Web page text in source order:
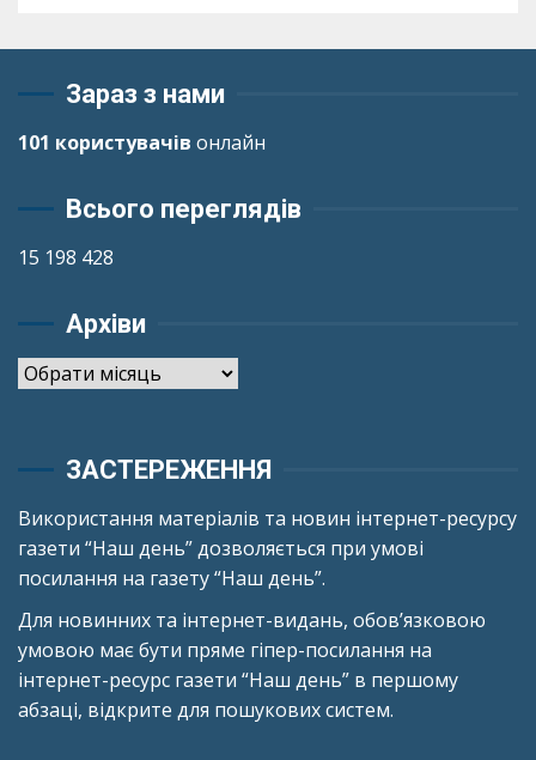
Зараз з нами
101 користувачів онлайн
Всього переглядів
15 198 428
Архіви
Архіви
ЗАСТЕРЕЖЕННЯ
Використання матеріалів та новин інтернет-ресурсу
газети “Наш день” дозволяється при умові
посилання на газету “Наш день”.
Для новинних та інтернет-видань, обов’язковою
умовою має бути пряме гіпер-посилання на
інтернет-ресурс газети “Наш день” в першому
абзаці, відкрите для пошукових систем.